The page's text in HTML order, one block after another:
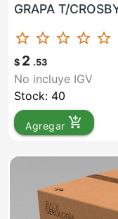
GRAPA T/
star_border star_border star_border star_border star_border
$ 2 .53
No incluye IGV
Stock: 40
Agregar add_shopping_cart